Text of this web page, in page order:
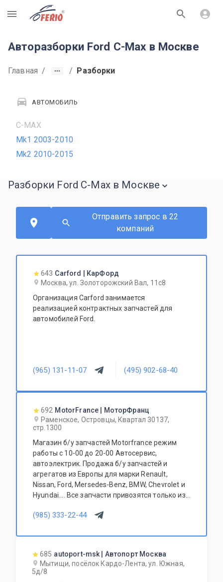
R
Авторазборки Ford C-Max в Москве
Главная / / Разборки
АВТОМОБИЛЬ
C-MAX
Mk1 2003-2010
Mk2 2010-2015
Разборки Ford C-Max в Москве
Отправить запрос в 22
компаний
643 Carford | КарФорд
Москва, ул. Золоторожский Вал, 11с8
Организация Carford занимается
реализацией контрактных запчастей для
автомобилей Ford.
(965) 131-11-07 (495) 902-68-40
692 MotorFrance | МоторФранц
Раменское, Островцы, Квартал 30137,
стр.1300
Магазин б/у запчастей Motorfrance режим
работы с 10-00 до 20-00 Автосервис,
автоэлектрик. Продажа б/у запчастей и
агрегатов из Европы для марки Renault,
Nissan, Ford, Mersedes-Benz, BMW, Chevrolet и
Hyundai.... Все запчасти привозятся только из
(985) 333-22-44
685 autoport-msk | Автопорт Москва
Мытищи, посёлок Кардо-Лента, ул. Южная,
5д/8